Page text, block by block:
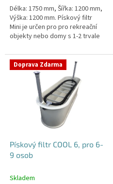
hvězdiček.
Délka: 1750 mm, Šířka: 1200 mm,
Výška: 1200 mm. Pískový filtr
Mini je určen pro pro rekreační
objekty nebo domy s 1-2 trvale
Doprava Zdarma
Pískový filtr COOL 6, pro 6-
9 osob
Skladem